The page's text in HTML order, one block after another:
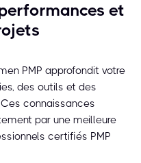
et
PMP approfondit votre
des outils et des
connaissances
par une meilleure
certifiés PMP